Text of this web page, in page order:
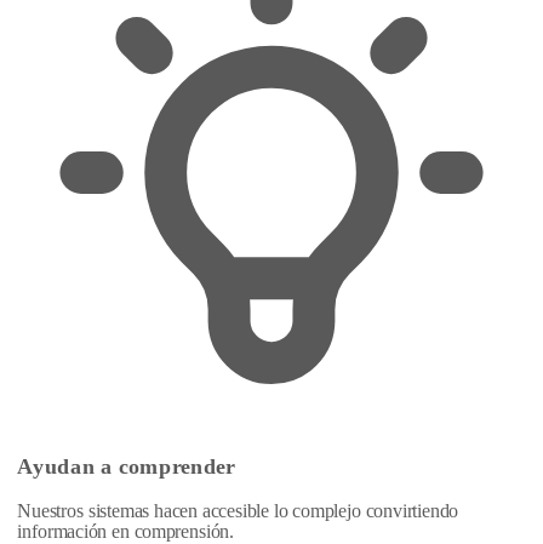
Ayudan a comprender
Nuestros sistemas hacen accesible lo complejo convirtiendo
información en comprensión.